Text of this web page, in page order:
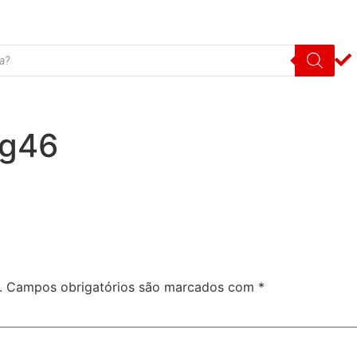
Campos obrigatórios são marcados com *